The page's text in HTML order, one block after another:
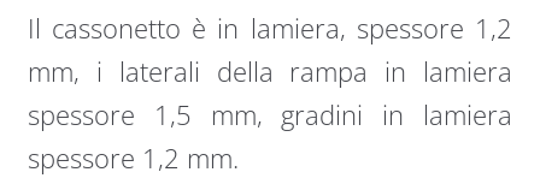
Il cassonetto è in lamiera, spessore 1,2
mm, i laterali della rampa in lamiera
spessore 1,5 mm, gradini in lamiera
spessore 1,2 mm.